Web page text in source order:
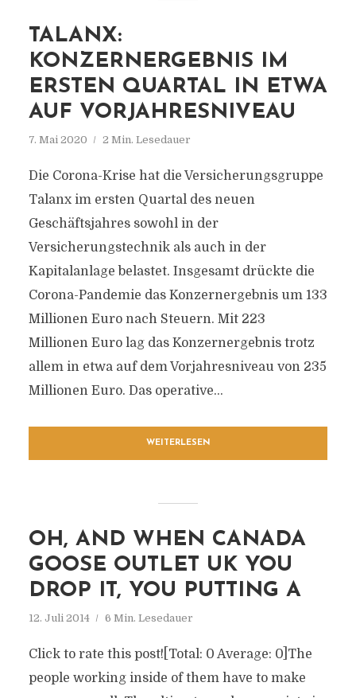
TALANX:
KONZERNERGEBNIS IM
ERSTEN QUARTAL IN ETWA
AUF VORJAHRESNIVEAU
7. Mai 2020 2 Min. Lesedauer
Die Corona-Krise hat die Versicherungsgruppe
Talanx im ersten Quartal des neuen
Geschäftsjahres sowohl in der
Versicherungstechnik als auch in der
Kapitalanlage belastet. Insgesamt drückte die
Corona-Pandemie das Konzernergebnis um 133
Millionen Euro nach Steuern. Mit 223
Millionen Euro lag das Konzernergebnis trotz
allem in etwa auf dem Vorjahresniveau von 235
Millionen Euro. Das operative...
WEITERLESEN
OH, AND WHEN CANADA
GOOSE OUTLET UK YOU
DROP IT, YOU PUTTING A
12. Juli 2014 6 Min. Lesedauer
Click to rate this post![Total: 0 Average: 0]The
people working inside of them have to make